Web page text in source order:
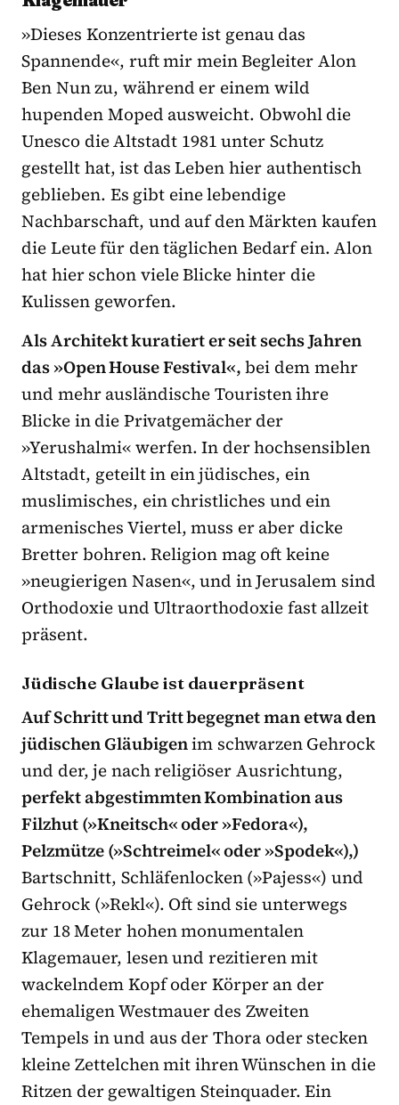
»Dieses Konzentrierte ist genau das
Spannende«, ruft mir mein Begleiter Alon
Ben Nun zu, während er einem wild
hupenden Moped ausweicht. Obwohl die
Unesco die Altstadt 1981 unter Schutz
gestellt hat, ist das Leben hier authentisch
geblieben. Es gibt eine lebendige
Nachbarschaft, und auf den Märkten kaufen
die Leute für den täglichen Bedarf ein. Alon
hat hier schon viele Blicke hinter die
Kulissen geworfen.
Als Architekt kuratiert er seit sechs Jahren
das »Open House Festival«,bei dem mehr
und mehr ausländische Touristen ihre
Blicke in die Privatgemächer der
»Yerushalmi« werfen. In der hochsensiblen
Altstadt, geteilt in ein jüdisches, ein
muslimisches, ein christliches und ein
armenisches Viertel, muss er aber dicke
Bretter bohren. Religion mag oft keine
»neugierigen Nasen«, und in Jerusalem sind
Orthodoxie und Ultraorthodoxie fast allzeit
präsent.
Jüdische Glaube ist dauerpräsent
Auf Schritt und Tritt begegnet man etwa den
jüdischen Gläubigenim schwarzen Gehrock
und der, je nach religiöser Ausrichtung,
perfekt abgestimmten Kombination aus
Filzhut (»Kneitsch« oder »Fedora«),
Pelzmütze (»Schtreimel« oder »Spodek«),)
Bartschnitt, Schläfenlocken (»Pajess«) und
Gehrock (»Rekl«). Oft sind sie unterwegs
zur 18 Meter hohen monumentalen
Klagemauer, lesen und rezitieren mit
wackelndem Kopf oder Körper an der
ehemaligen Westmauer des Zweiten
Tempels in und aus der Thora oder stecken
kleine Zettelchen mit ihren Wünschen in die
Ritzen der gewaltigen Steinquader. Ein